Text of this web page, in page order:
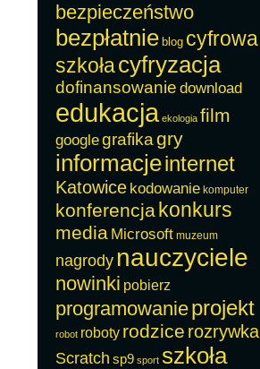
bezpieczeństwo
bezpłatnie blog cyfrowa
szkołacyfryzacja
dofinansowanie download
edukacja ekologia film
googlegrafikagry
informacjeinternet
Katowice kodowanie komputer
konferencjakonkurs
media Microsoft muzeum
nagrody nauczyciele
nowinki pobierz
programowanieprojekt
robot roboty rodzice rozrywka
Scratch sp9 sport szkoła